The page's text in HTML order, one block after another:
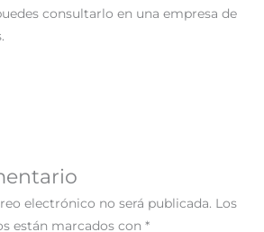
consultarlo en una empresa de
electrónico no será publicada. Los
están marcados con*